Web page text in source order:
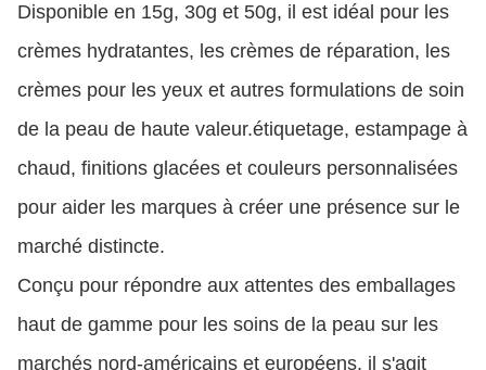
Disponible en 15g, 30g et 50g, il est idéal pour les
crèmes hydratantes, les crèmes de réparation, les
crèmes pour les yeux et autres formulations de soin
de la peau de haute valeur.étiquetage, estampage à
chaud, finitions glacées et couleurs personnalisées
pour aider les marques à créer une présence sur le
marché distincte.
Conçu pour répondre aux attentes des emballages
haut de gamme pour les soins de la peau sur les
marchés nord-américains et européens, il s'agit